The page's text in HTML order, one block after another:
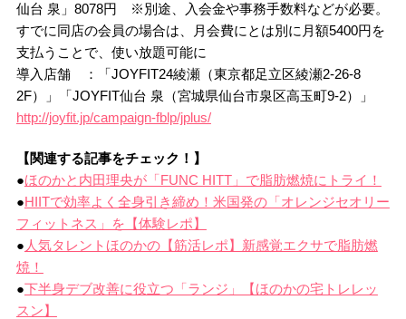
仙台 泉」8078円 ※別途、入会金や事務手数料などが必要。
すでに同店の会員の場合は、月会費にとは別に月額5400円を
支払うことで、使い放題可能に
導入店舗 ：「JOYFIT24綾瀬（東京都足立区綾瀬2-26-8
2F）」「JOYFIT仙台 泉（宮城県仙台市泉区高玉町9-2）」
http://joyfit.jp/campaign-fblp/jplus/
【関連する記事をチェック！】
●ほのかと内田理央が「FUNC HITT」で脂肪燃焼にトライ！
●HIITで効率よく全身引き締め！米国発の「オレンジセオリー
フィットネス」を【体験レポ】
●人気タレントほのかの【筋活レポ】新感覚エクサで脂肪燃
焼！
●下半身デブ改善に役立つ「ランジ」【ほのかの宅トレレッ
スン】